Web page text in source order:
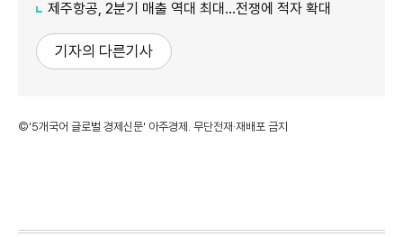
제주항공, 2분기 매출 역대 최대…전쟁에 적자 확대
기자의 다른기사
©'5개국어 글로벌 경제신문' 아주경제. 무단전재·재배포 금지